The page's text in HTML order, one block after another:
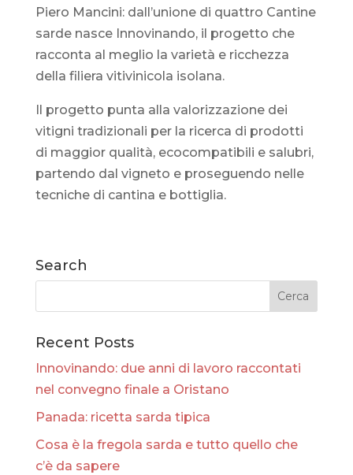
Piero Mancini: dall’unione di quattro Cantine
sarde nasce Innovinando, il progetto che
racconta al meglio la varietà e ricchezza
della filiera vitivinicola isolana.
Il progetto punta alla valorizzazione dei
vitigni tradizionali per la ricerca di prodotti
di maggior qualità, ecocompatibili e salubri,
partendo dal vigneto e proseguendo nelle
tecniche di cantina e bottiglia.
Search
Recent Posts
Innovinando: due anni di lavoro raccontati
nel convegno finale a Oristano
Panada: ricetta sarda tipica
Cosa è la fregola sarda e tutto quello che
c’è da sapere